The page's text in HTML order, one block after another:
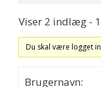
Viser 2 indlæg -
Du skal være logget
Brugernavn: